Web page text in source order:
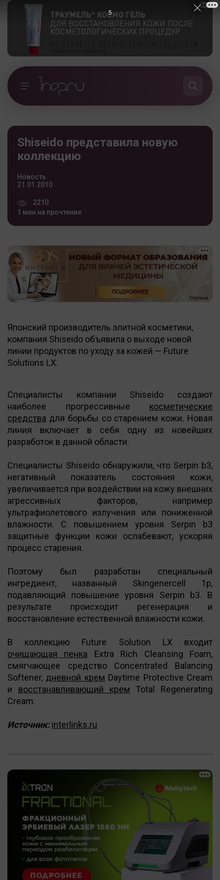
Shiseido представила новую
коллекцию
Новость
21.01.2010
2210
1 мин на прочтение
Японский производитель элитной косметики,
компания Shiseido объявила о выходе новой
линии продуктов по уходу за кожей — Future
Solutions LX.
Специалисты компании Shiseido создают
наиболее прогрессивные косметические
средства для борьбы со старением кожи. Новая
линия включает в себя одну из новейших
разработок в данной области.
Специалисты Shiseido обнаружили, что Serpin b3,
негативный показатель состояния кожи,
увеличивается при воздействии на кожу внешних
агрессивных факторов, например
ультрафиолетового излучения или пониженной
влажности. С повышением уровня Serpin b3
защитные функции кожи ослабевают, ускоряя
процесс старения.
Поэтому был разработан специальный
ингредиент, названный Skingenercell 1p,
подавляющий повышение уровня Serpin b3. В
результате происходит регенерация и
восстановление естественной влажности кожи.
В коллекцию Future Solution LX входит
очищающая пенка Extra Rich Cleansing Foam,
смягчающее средство Concentrated Balancing
Softener, дневной крем Daytime Protective Cream
и восстанавливающий крем Total Regenerating
Cream.
Источник: interlinks.ru
5